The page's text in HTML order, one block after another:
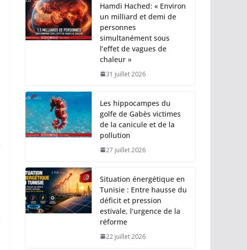
Hamdi Hached: « Environ
un milliard et demi de
personnes
simultanément sous
l’effet de vagues de
chaleur »
31 juillet 2026
Les hippocampes du
golfe de Gabès victimes
de la canicule et de la
pollution
27 juillet 2026
Situation énergétique en
Tunisie : Entre hausse du
déficit et pression
estivale, l’urgence de la
réforme
22 juillet 2026